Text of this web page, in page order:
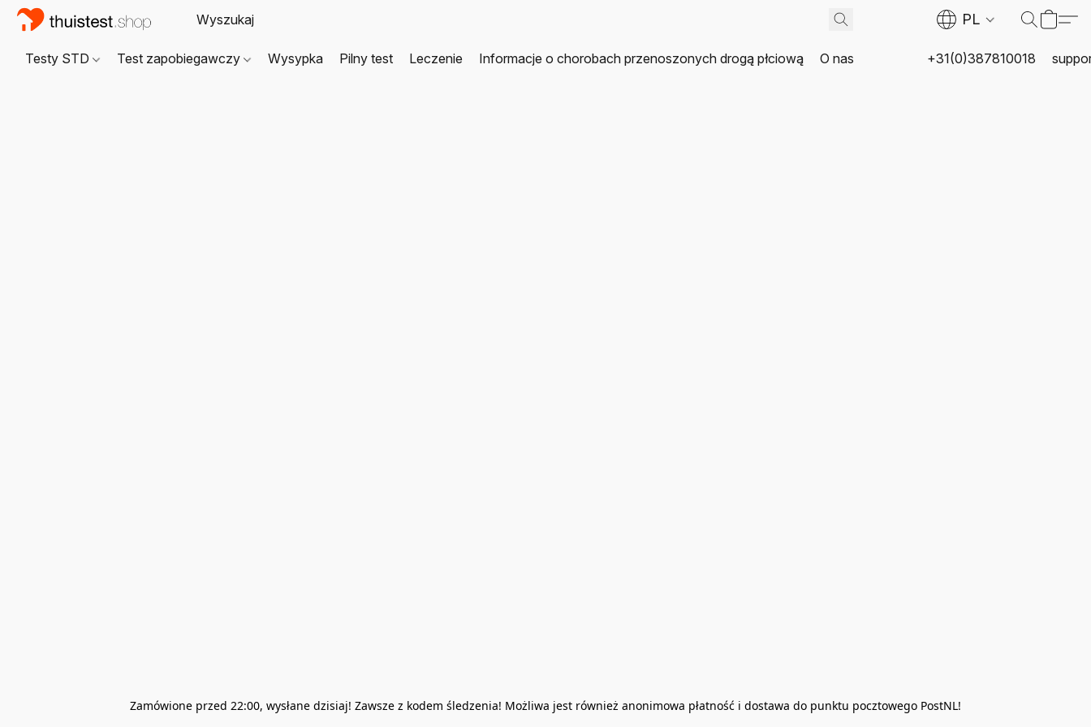
PL
Testy STD Test zapobiegawczy Wysypka Pilny test Leczenie Informacje o chorobach przenoszonych drogą płciową O nas +31(0)387810018
Zamówione przed 22:00, wysłane dzisiaj! Zawsze z kodem śledzenia! Możliwa jest również anonimowa płatność i dostawa do punktu pocztowego PostNL!